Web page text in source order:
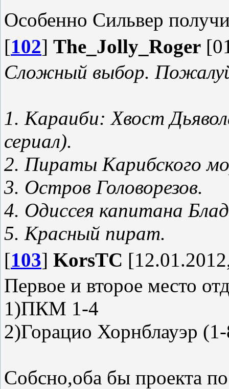
Особенно Сильвер
[102] The_Jolly_Roger
Сложный выбор.
1. Караиби: Хвост
сериал).
2. Пираты Карибского
3. Остров Головорезов.
4. Одиссея капитана
5. Красный пират.
[103] KorsTC
Первое и второе место
1)ПКМ 1-4
2)Горацио Хорнблауэр
Собсно,оба бы проекта